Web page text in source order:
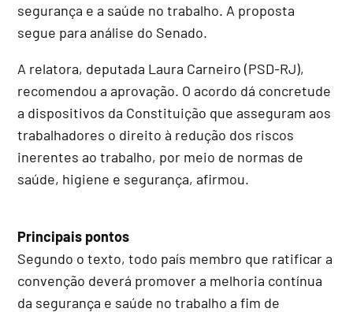
segurança e a saúde no trabalho. A proposta
segue para análise do Senado.
A relatora, deputada Laura Carneiro (PSD-RJ),
recomendou a aprovação. O acordo dá concretude
a dispositivos da Constituição que asseguram aos
trabalhadores o direito à redução dos riscos
inerentes ao trabalho, por meio de normas de
saúde, higiene e segurança, afirmou.
Principais pontos
Segundo o texto, todo país membro que ratificar a
convenção deverá promover a melhoria contínua
da segurança e saúde no trabalho a fim de